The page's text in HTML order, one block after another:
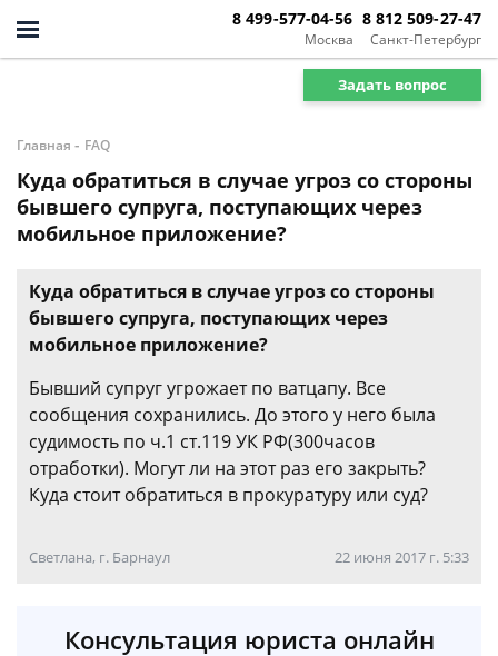
Москва
8 499-577-04-56
Санкт-Петербург
8 812 509-27-47
Задать вопрос
Главная - FAQ
Куда обратиться в случае угроз со стороны
бывшего супруга, поступающих через
мобильное приложение?
Куда обратиться в случае угроз со стороны
бывшего супруга, поступающих через
мобильное приложение?
Бывший супруг угрожает по ватцапу. Все
сообщения сохранились. До этого у него была
судимость по ч.1 ст.119 УК РФ(300часов
отработки). Могут ли на этот раз его закрыть?
Куда стоит обратиться в прокуратуру или суд?
Светлана, г. Барнаул 22 июня 2017 г. 5:33
Консультация юриста онлайн